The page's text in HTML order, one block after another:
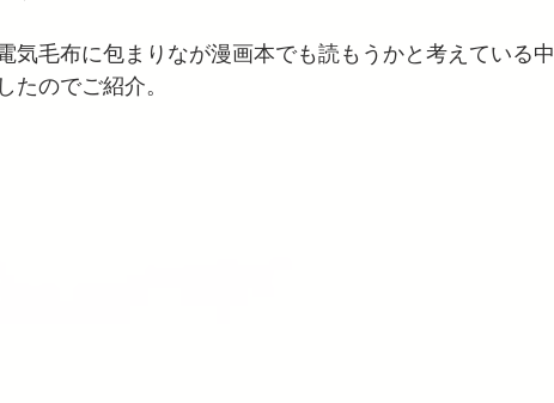
気毛布に包まりなが漫画本でも読もうかと考えている中
たのでご紹介。